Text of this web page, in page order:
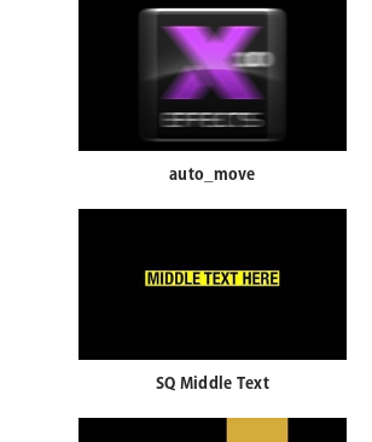
auto_move
SQ Middle Text